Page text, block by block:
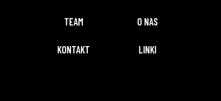
TEAM O NAS
KONTAKT LINKI